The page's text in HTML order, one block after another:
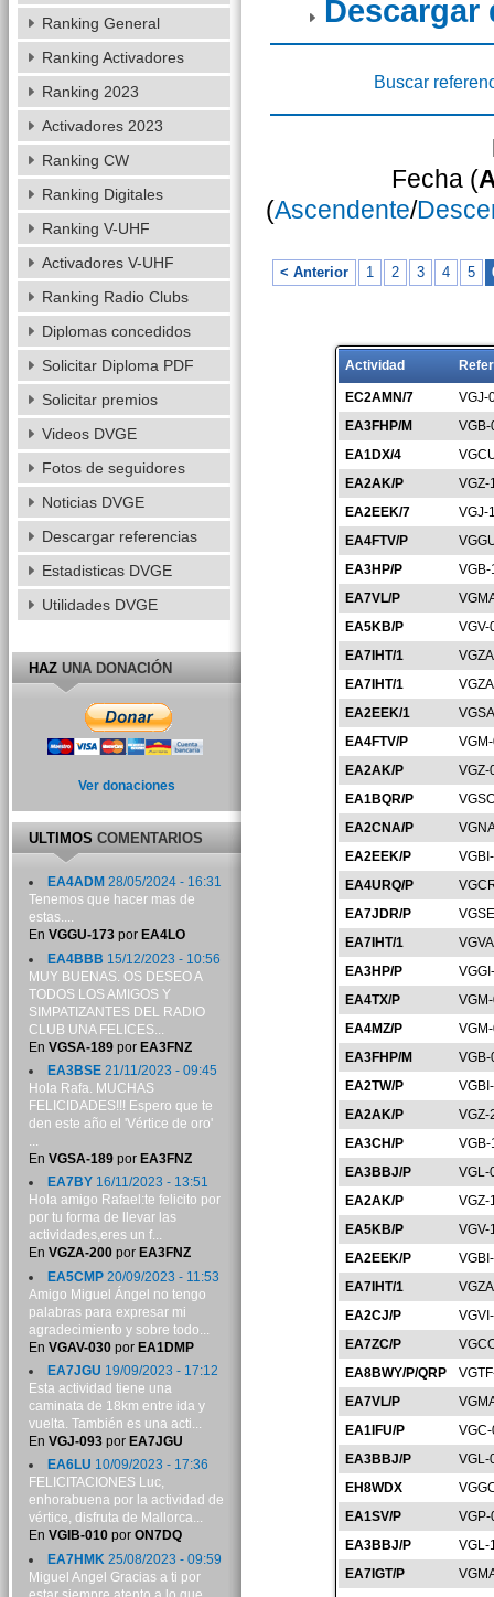
Descargar
Buscar
Fecha (
(Ascendente/
< Anterior 1 2 3 4 5
Actividad
EC2AMN/7
VGJ-
EA3FHP/M
EA1DX/4
EA2AK/P
VGZ-
EA2EEK/7
VGJ-
EA4FTV/P
EA3HP/P
EA7VL/P
EA5KB/P
VGV-
EA7IHT/1
EA7IHT/1
EA2EEK/1
EA4FTV/P
EA2AK/P
VGZ-
EA1BQR/P
EA2CNA/P
EA2EEK/P
EA4URQ/P
EA7JDR/P
EA7IHT/1
EA3HP/P
EA4TX/P
EA4MZ/P
EA3FHP/M
VGB-
EA2TW/P
EA2AK/P
VGZ-
EA3CH/P
EA3BBJ/P
VGL-
EA2AK/P
VGZ-
EA5KB/P
VGV-
EA2EEK/P
EA7IHT/1
EA2CJ/P
EA7ZC/P
EA8BWY/P/QRP
EA7VL/P
EA1IFU/P
EA3BBJ/P
VGL-
EH8WDX
EA1SV/P
EA3BBJ/P
VGL-
EA7IGT/P
Ranking General
Ranking Activadores
Ranking 2023
Activadores 2023
Ranking CW
Ranking Digitales
Ranking V-UHF
Activadores V-UHF
Ranking Radio Clubs
Diplomas concedidos
Solicitar Diploma PDF
Solicitar premios
Videos DVGE
Fotos de seguidores
Noticias DVGE
Descargar referencias
Estadisticas DVGE
Utilidades DVGE
HAZUNA DONACIÓN
Ver donaciones
ULTIMOSCOMENTARIOS
EA4ADM 28/05/2024 - 16:31
Tenemos que hacer mas de
estas....
En VGGU-173por EA4LO
EA4BBB 15/12/2023 - 10:56
MUY BUENAS. OS DESEO A
TODOS LOS AMIGOS Y
SIMPATIZANTES DEL RADIO
CLUB UNA FELICES...
En VGSA-189por EA3FNZ
EA3BSE21/11/2023 - 09:45
Hola Rafa. MUCHAS
FELICIDADES!!! Espero que te
den este año el 'Vértice de oro'
...
En VGSA-189por EA3FNZ
EA7BY16/11/2023 - 13:51
Hola amigo Rafael:te felicito por
por tu forma de llevar las
actividades,eres un f...
En VGZA-200por EA3FNZ
EA5CMP20/09/2023 - 11:53
Amigo Miguel Ángel no tengo
palabras para expresar mi
agradecimiento y sobre todo...
En VGAV-030por EA1DMP
EA7JGU 19/09/2023 - 17:12
Esta actividad tiene una
caminata de 18km entre ida y
vuelta. También es una acti...
En VGJ-093por EA7JGU
EA6LU 10/09/2023 - 17:36
FELICITACIONES Luc,
enhorabuena por la actividad de
vértice, disfruta de Mallorca...
En VGIB-010por ON7DQ
EA7HMK 25/08/2023 - 09:59
Miguel Angel Gracias a ti por